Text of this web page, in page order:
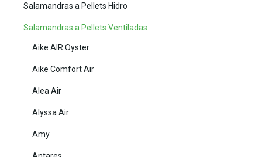
Salamandras a Pellets Hidro
Salamandras a Pellets Ventiladas
Aike AIR Oyster
Aike Comfort Air
Alea Air
Alyssa Air
Amy